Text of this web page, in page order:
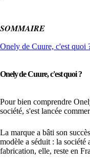
SOMMAIRE
Onely de Cuure, c'est quoi
Onely de Cuure, c'est quoi ?
Pour bien comprendre
société, s'est lancée
La marque a bâti son
modèle a séduit : la société
fabrication, elle, reste en